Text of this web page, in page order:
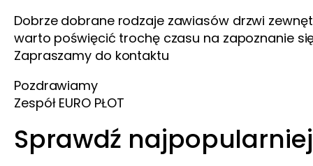
Dobrze dobrane rodzaje zawiasów drzwi
warto poświęcić trochę czasu na zapoznanie
Zapraszamy do kontaktu
Pozdrawiamy
Zespół EURO PŁOT
Sprawdź